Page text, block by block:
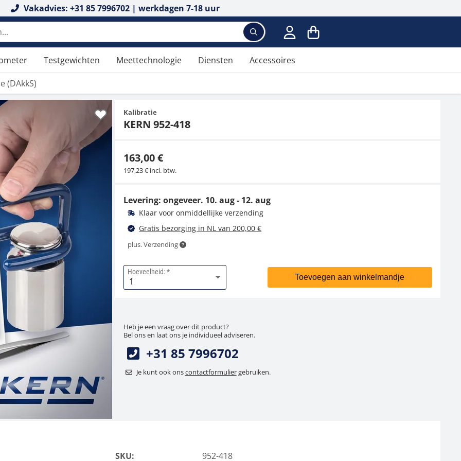
Vakadvies: +31 85 7996702 | werkdagen 7-18 uur
Testgewichten Meettechnologie Diensten Accessoires
(DAkkS)
Kalibratie
KERN 952-418
163,00 €
197,23 € incl. btw.
Levering: ongeveer. 10. aug - 12. aug
Klaar voor onmiddellijke verzending
Gratis bezorging in NL van 200,00 €
plus. Verzending
Hoeveelheid:
Toevoegen aan winkelmandje
Heb je een vraag over dit product?
Bel ons en laat ons je individueel adviseren.
+31 85 7996702
Je kunt ook onscontactformuliergebruiken.
SKU:
952-418